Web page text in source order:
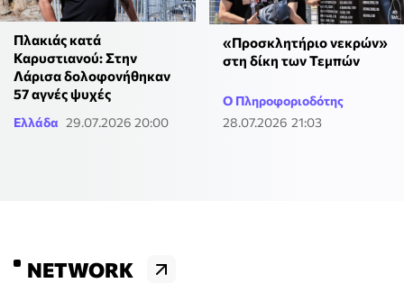
Πλακιάς κατά
Καρυστιανού: Στην
Λάρισα δολοφονήθηκαν
57 αγνές ψυχές
Ελλάδα 29.07.2026 20:00
«Προσκλητήριο νεκρών»
στη δίκη των Τεμπών
Ο Πληροφοριοδότης
28.07.2026 21:03
NETWORK